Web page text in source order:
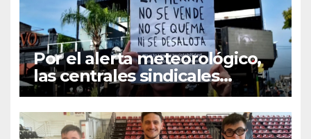
Por el alerta meteorológico,
las centrales sindicales
suspendieron la convocatoria
contra la Ley de Tierras en
Mar del Plata